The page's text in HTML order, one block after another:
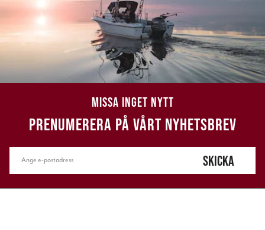
MISSA INGET NYTT
PRENUMERERA PÅ VÅRT NYHETSBREV
SKICKA